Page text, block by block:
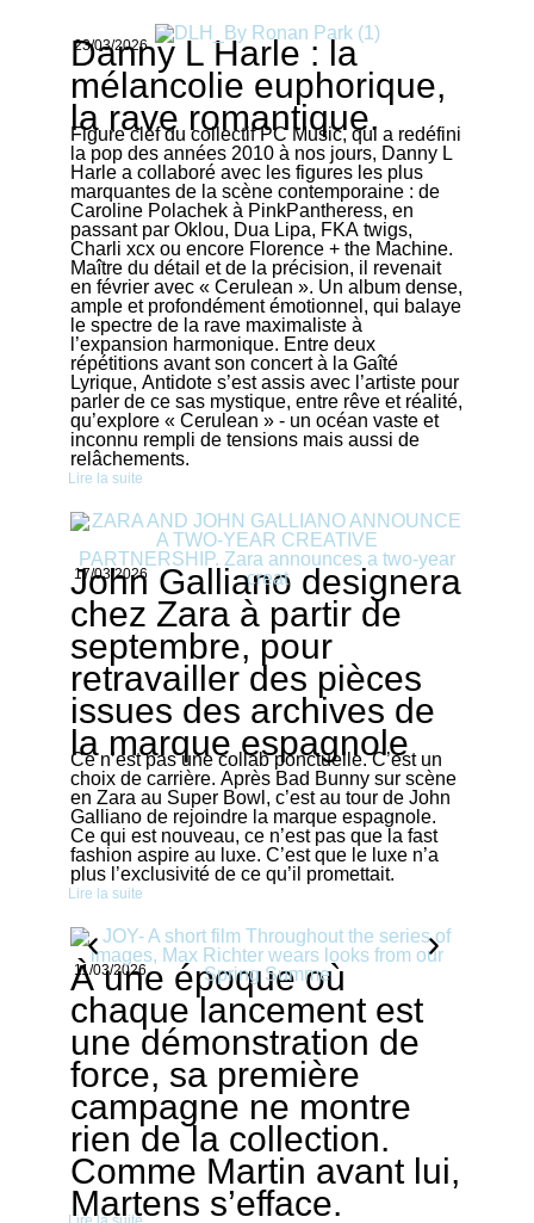
23/03/2026
Danny L Harle : la
mélancolie euphorique,
la rave romantique.
Figure clef du collectif PC Music, qui a redéfini
la pop des années 2010 à nos jours, Danny L
Harle a collaboré avec les figures les plus
marquantes de la scène contemporaine : de
Caroline Polachek à PinkPantheress, en
passant par Oklou, Dua Lipa, FKA twigs,
Charli xcx ou encore Florence + the Machine.
Maître du détail et de la précision, il revenait
en février avec « Cerulean ». Un album dense,
ample et profondément émotionnel, qui balaye
le spectre de la rave maximaliste à
l’expansion harmonique. Entre deux
répétitions avant son concert à la Gaîté
Lyrique, Antidote s’est assis avec l’artiste pour
parler de ce sas mystique, entre rêve et réalité,
qu’explore « Cerulean » - un océan vaste et
inconnu rempli de tensions mais aussi de
relâchements.
Lire la suite
17/03/2026
John Galliano designera
chez Zara à partir de
septembre, pour
retravailler des pièces
issues des archives de
la marque espagnole
Ce n’est pas une collab ponctuelle. C’est un
choix de carrière. Après Bad Bunny sur scène
en Zara au Super Bowl, c’est au tour de John
Galliano de rejoindre la marque espagnole.
Ce qui est nouveau, ce n’est pas que la fast
fashion aspire au luxe. C’est que le luxe n’a
plus l’exclusivité de ce qu’il promettait.
Lire la suite
11/03/2026
À une époque où
chaque lancement est
une démonstration de
force, sa première
campagne ne montre
rien de la collection.
Comme Martin avant lui,
Martens s’efface.